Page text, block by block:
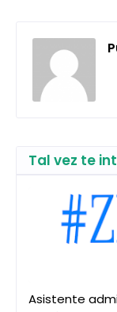
Tal vez te
Asistente